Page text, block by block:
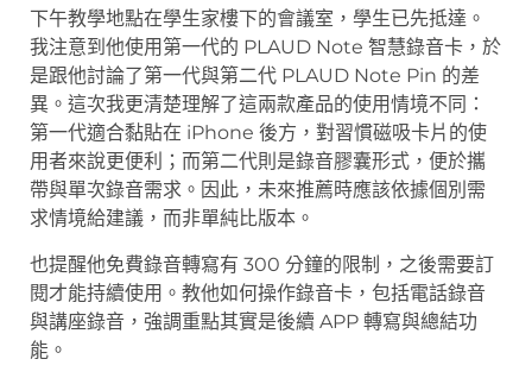
下午教學地點在學生家樓下的會議室，學生已先抵達。
我注意到他使用第一代的 PLAUD Note 智慧錄音卡，於
是跟他討論了第一代與第二代 PLAUD Note Pin 的差
異。這次我更清楚理解了這兩款產品的使用情境不同：
第一代適合黏貼在 iPhone 後方，對習慣磁吸卡片的使
用者來說更便利；而第二代則是錄音膠囊形式，便於攜
帶與單次錄音需求。因此，未來推薦時應該依據個別需
求情境給建議，而非單純比版本。
也提醒他免費錄音轉寫有 300 分鐘的限制，之後需要訂
閱才能持續使用。教他如何操作錄音卡，包括電話錄音
與講座錄音，強調重點其實是後續 APP 轉寫與總結功
能。